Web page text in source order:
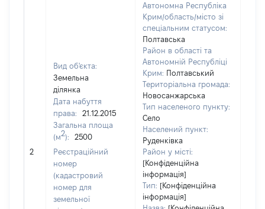
2
Вид об'єкта:
Земельна
ділянка
Дата набуття
права:
21.12.2015
Загальна площа
(м2):
2500
Реєстраційний
номер
(кадастровий
номер для
земельної
Автономна Республіка
Крим/область/місто зі
спеціальним статусом:
Полтавська
Район в області та
Автономній Республіці
Крим: Полтавський
Територіальна громада:
Новосанжарська
Тип населеного пункту:
Село
Населений пункт:
Руденківка
Район у місті:
[Конфіденційна
інформація]
Тип: [Конфіденційна
інформація]